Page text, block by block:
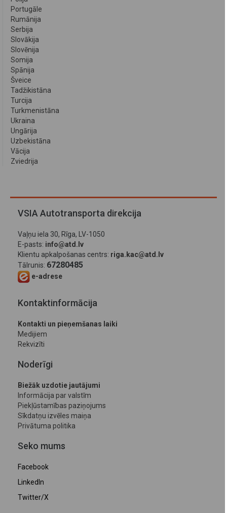
Portugāle
Rumānija
Serbija
Slovākija
Slovēnija
Somija
Spānija
Šveice
Tadžikistāna
Turcija
Turkmenistāna
Ukraina
Ungārija
Uzbekistāna
Vācija
Zviedrija
VSIA Autotransporta direkcija
Vaļņu iela 30, Rīga, LV-1050
E-pasts: info@atd.lv
Klientu apkalpošanas centrs: riga.kac@atd.lv
Tālrunis: 67280485
e-adrese
Kontaktinformācija
Kontakti un pieņemšanas laiki
Medijiem
Rekvizīti
Noderīgi
Biežāk uzdotie jautājumi
Informācija par valstīm
Piekļūstamības paziņojums
Sīkdatņu izvēles maiņa
Privātuma politika
Seko mums
Facebook
LinkedIn
Twitter/X